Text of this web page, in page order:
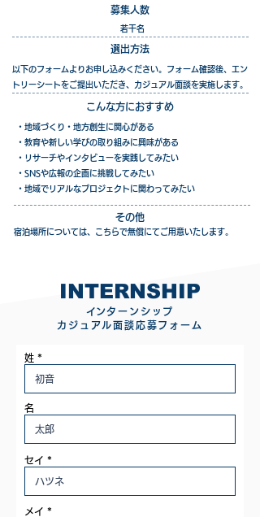
募集人数
若干名
選出方法
以下のフォームよりお申し込みください。 フォーム確認後、エン
トリーシートをご提出いただき、カジュアル面談を実施します。
こんな方におすすめ
・地域づくり・地方創生に関心がある
・教育や新しい学びの取り組みに興味がある
・リサーチやインタビューを実践してみたい
・SNSや広報の企画に挑戦してみたい
・地域でリアルなプロジェクトに関わってみたい
宿泊場所については、こちらで無償にてご用意いたします。
その他
INTERNSHIP
​インターンシップ
カジュアル面談応募フォーム
姓
名
セイ
メイ